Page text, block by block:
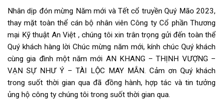
Nhân dịp đón mừng Năm mới và Tết cổ truyền Quý Mão 2023,
thay mặt toàn thể cán bộ nhân viên Công ty Cổ phần Thương
mại Kỹ thuật An Việt , chúng tôi xin trân trọng gửi đến toàn thể
Quý khách hàng lời Chúc mừng năm mới, kính chúc Quý khách
cùng gia đình một năm mới AN KHANG – THỊNH VƯỢNG –
VẠN SỰ NHƯ Ý – TÀI LỘC MAY MẮN. Cảm ơn Quý khách
trong suốt thời gian qua đã đồng hành, hợp tác và tin tưởng
ủng hộ công ty chúng tôi trong suốt thời gian qua.